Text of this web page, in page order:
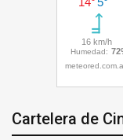
Cartelera de